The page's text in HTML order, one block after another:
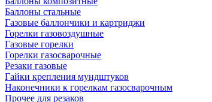
Баллоны стальные
Газовые баллончики и картриджи
Горелки газовоздушные
Газовые горелки
Горелки газосварочные
Резаки газовые
Гайки крепления мундштуков
Наконечники к горелкам газосварочным
Прочее для резаков